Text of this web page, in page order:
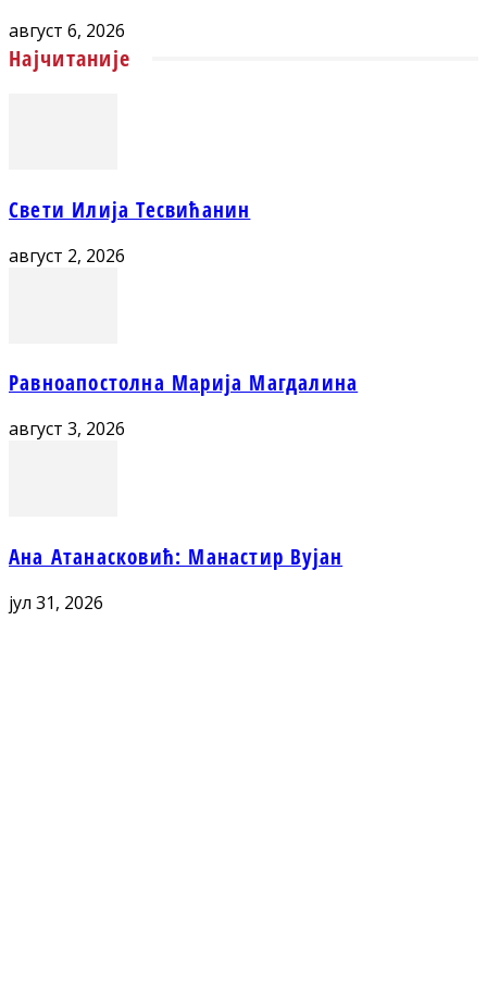
август 6, 2026
Најчитаније
Свети Илија Тесвићанин
август 2, 2026
Равноапостолна Марија Магдалина
август 3, 2026
Ана Атанасковић: Манастир Вујан
јул 31, 2026